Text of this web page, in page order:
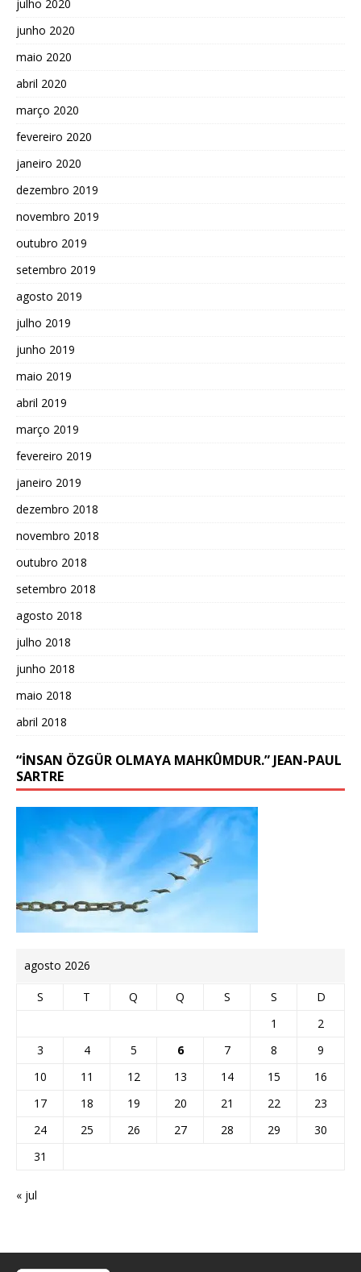
julho 2020
junho 2020
maio 2020
abril 2020
março 2020
fevereiro 2020
janeiro 2020
dezembro 2019
novembro 2019
outubro 2019
setembro 2019
agosto 2019
julho 2019
junho 2019
maio 2019
abril 2019
março 2019
fevereiro 2019
janeiro 2019
dezembro 2018
novembro 2018
outubro 2018
setembro 2018
agosto 2018
julho 2018
junho 2018
maio 2018
abril 2018
“İNSAN ÖZGÜR OLMAYA MAHKÛMDUR.” JEAN-PAUL
SARTRE
agosto 2026
S T Q Q S S
D
1
2
3
4 5 6 7 8
9
10
11 12 13 14 15
16
17
18 19 20 21 22
23
24
25 26 27 28 29
30
31
« jul